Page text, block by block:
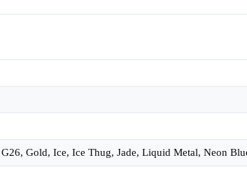
Gold, Ice, Ice Thug, Jade, Liquid Metal, Neon